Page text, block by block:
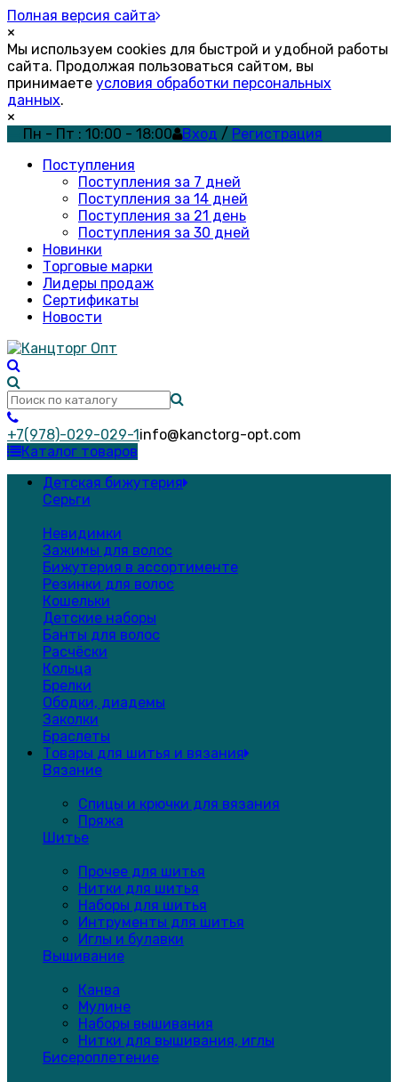
Полная версия сайта
×
Мы используем cookies для быстрой и удобной работы
сайта. Продолжая пользоваться сайтом, вы
принимаете условия обработки персональных
данных.
×
Пн - Пт : 10:00 - 18:00
Вход / Регистрация
Поступления
Поступления за 7 дней
Поступления за 14 дней
Поступления за 21 день
Поступления за 30 дней
Новинки
Торговые марки
Лидеры продаж
Сертификаты
Новости
+7(978)-029-029-1info@kanctorg-opt.com
Каталог товаров
Детская бижутерия
Серьги
Невидимки
Зажимы для волос
Бижутерия в ассортименте
Резинки для волос
Кошельки
Детские наборы
Банты для волос
Расчёски
Кольца
Брелки
Ободки, диадемы
Заколки
Браслеты
Товары для шитья и вязания
Вязание
Спицы и крючки для вязания
Пряжа
Шитье
Прочее для шитья
Нитки для шитья
Наборы для шитья
Интрументы для шитья
Иглы и булавки
Вышивание
Канва
Мулине
Наборы вышивания
Нитки для вышивания, иглы
Бисероплетение